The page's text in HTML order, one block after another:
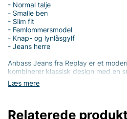
Læs mere
- Normal talje
- Smalle ben
- Slim fit
- Femlommersmodel
- Knap- og lynlåsgylf
- Jeans herre
Anbass Jeans fra Replay er et
kombinerer klassisk design med en
Med normal talje og smalle ben i en
ren og stilren silhuet, der passer til
mode. Fremstillet i en
Relaterede